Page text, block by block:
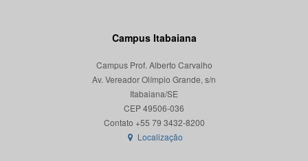
Campus Itabaiana
Campus Prof. Alberto Carvalho
Av. Vereador Olímpio Grande, s/n
Itabaiana/SE
CEP 49506-036
Localização